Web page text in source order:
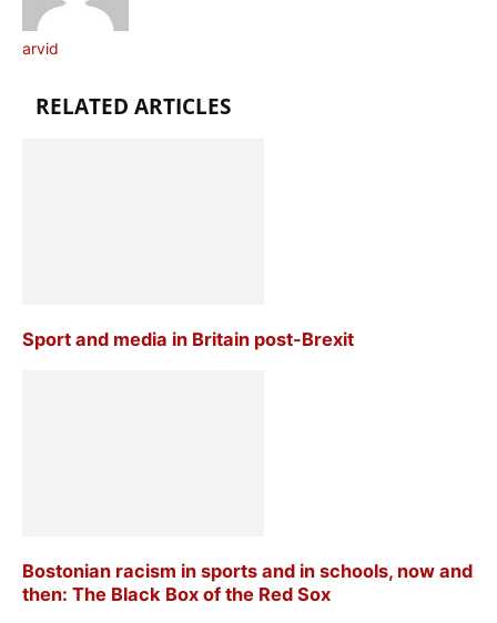
arvid
RELATED ARTICLES
Sport and media in Britain post-Brexit
Bostonian racism in sports and in schools, now and
then: The Black Box of the Red Sox